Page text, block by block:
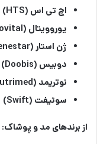
اچ تی اس (HTS)
یوروویتال (Eurovital)
ژن استار (Genestar)
دوبیس (Doobis)
نوتریمد (Nutrimed)
سوئیفت (Swift)
از برندهای مد و پوشاک: